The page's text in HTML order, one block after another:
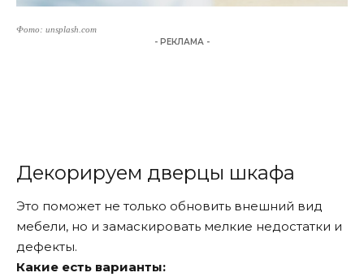
Фото: unsplash.com
- РЕКЛАМА -
Декорируем дверцы шкафа
Это поможет не только обновить внешний вид
мебели, но и замаскировать мелкие недостатки и
дефекты.
Какие есть варианты: